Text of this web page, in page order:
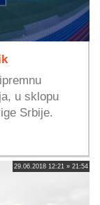
u sklopu
Srbije.
29.06.2018 12:21 » 21:54